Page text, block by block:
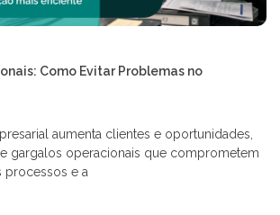
Como Evitar Problemas no
aumenta clientes e oportunidades,
gargalos operacionais que comprometem
processos e a